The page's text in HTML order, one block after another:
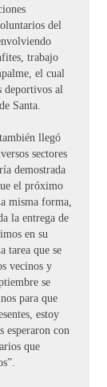
del
trabajo
el cual
deportivos al
Santa.
llegó
sectores
demostrada
el próximo
misma forma,
la entrega de
en su
tarea que se
vecinos y
se
para que
estoy
esperaron con
que